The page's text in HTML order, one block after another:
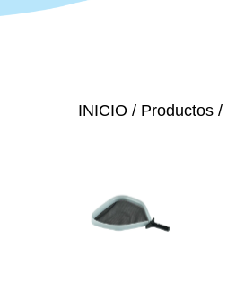
INICIO / Productos /